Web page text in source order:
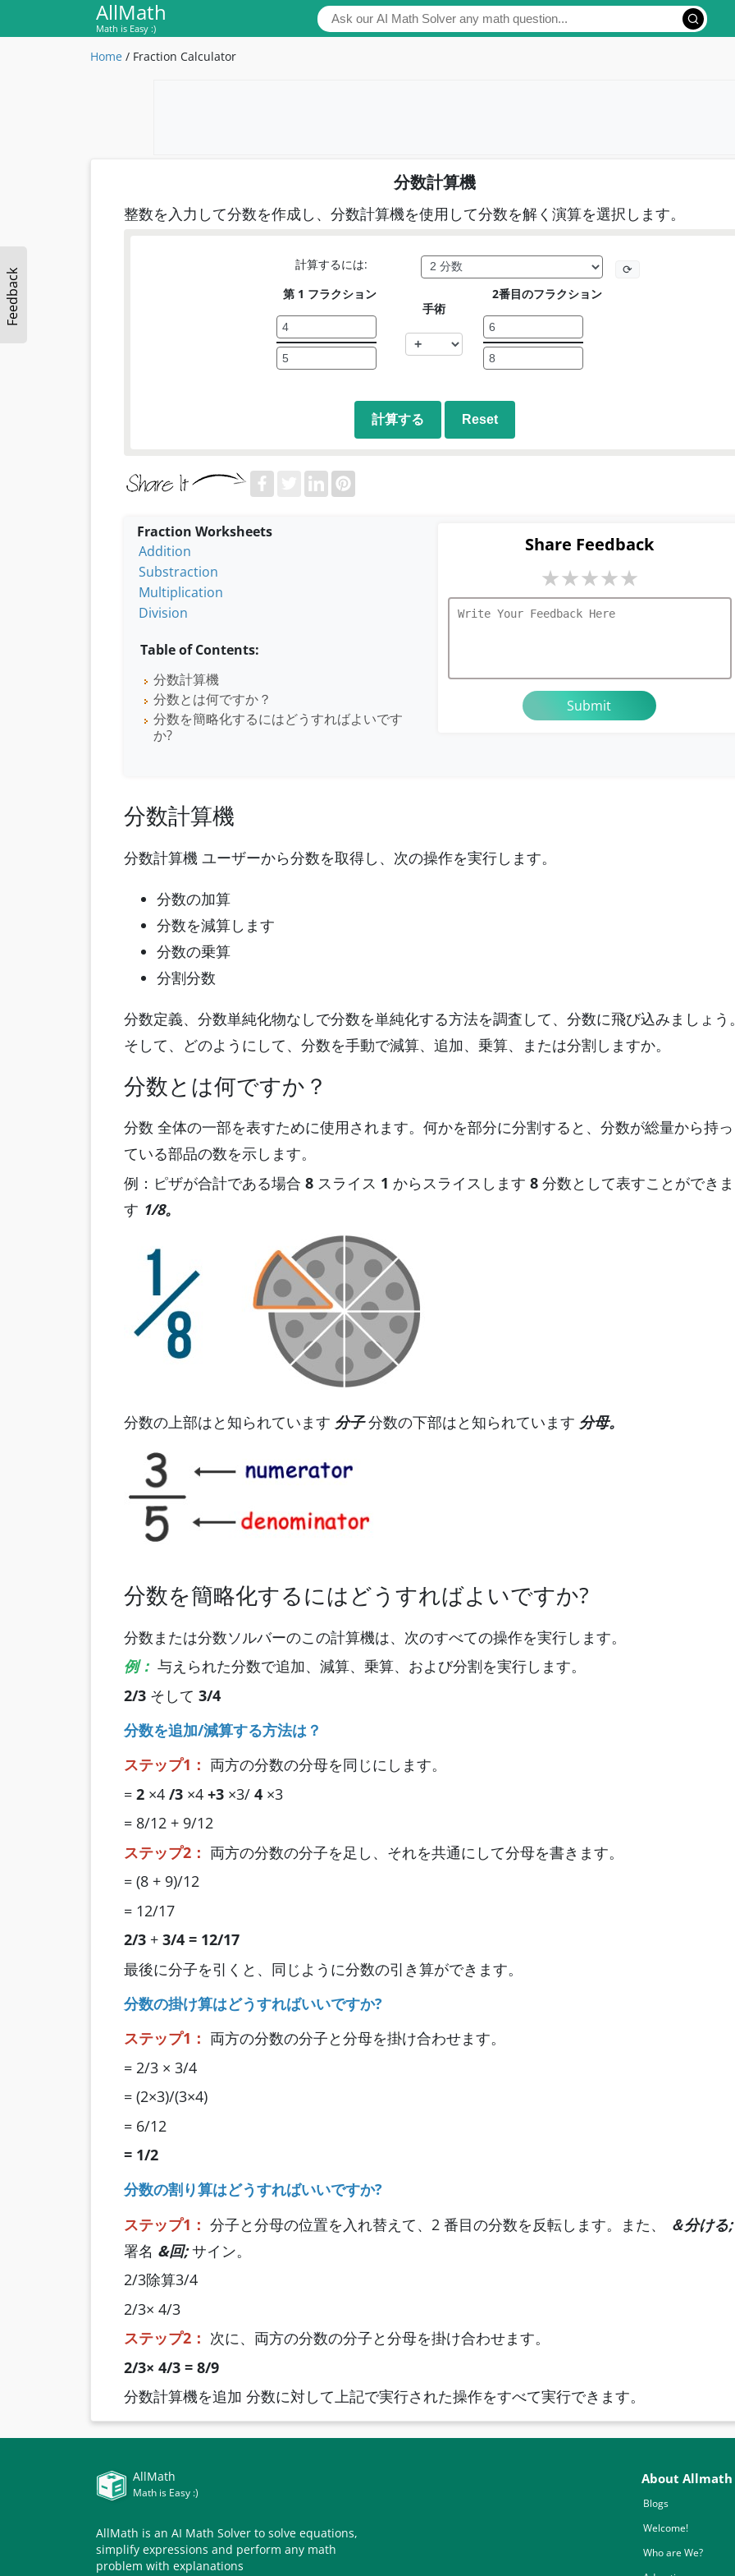
AllMath
Math is Easy :)
Feedback
Home / Fraction Calculator
分数計算機
整数を入力して分数を作成し、分数計算機を使用して分数を解く演算を選択します。
計算するには:
⟳
第 1 フラクション
手術
2番目のフラクション
計算する Reset
Fraction Worksheets
Addition
Substraction
Multiplication
Division
Table of Contents:
分数計算機
分数とは何ですか？
分数を簡略化するにはどうすればよいです
か?
Share Feedback
★★★★★
分数計算機
分数計算機 ユーザーから分数を取得し、次の操作を実行します。
分数の加算
分数を減算します
分数の乗算
分割分数
分数定義、分数単純化物なしで分数を単純化する方法を調査して、分数に飛び込みましょう
そして、どのようにして、分数を手動で減算、追加、乗算、または分割しますか。
分数とは何ですか？
分数 全体の一部を表すために使用されます。何かを部分に分割すると、分数が総量から持っ
ている部品の数を示します。
例：ピザが合計である場合 8 スライス 1 からスライスします 8 分数として表すことができま
す 1/8。
分数の上部はと知られています 分子分数の下部はと知られています 分母。
分数を簡略化するにはどうすればよいですか?
分数または分数ソルバーのこの計算機は、次のすべての操作を実行します。
例： 与えられた分数で追加、減算、乗算、および分割を実行します。
2/3 そして 3/4
分数を追加/減算する方法は？
ステップ1： 両方の分数の分母を同じにします。
= 2 ×4 /3 ×4 +3 ×3/ 4 ×3
= 8/12 + 9/12
ステップ2： 両方の分数の分子を足し、それを共通にして分母を書きます。
= (8 + 9)/12
= 12/17
2/3 + 3/4 = 12/17
最後に分子を引くと、同じように分数の引き算ができます。
分数の掛け算はどうすればいいですか?
ステップ1： 両方の分数の分子と分母を掛け合わせます。
= 2/3 × 3/4
= (2×3)/(3×4)
= 6/12
= 1/2
分数の割り算はどうすればいいですか?
ステップ1： 分子と分母の位置を入れ替えて、2 番目の分数を反転します。また、
＆分ける;
署名 &回;サイン。
2/3除算3/4
2/3× 4/3
ステップ2： 次に、両方の分数の分子と分母を掛け合わせます。
2/3× 4/3 = 8/9
分数計算機を追加 分数に対して上記で実行された操作をすべて実行できます。
AllMath
Math is Easy :)
AllMath is an AI Math Solver to solve equations,
simplify expressions and perform any math
problem with explanations
About Allmath
Blogs
Welcome!
Who are We?